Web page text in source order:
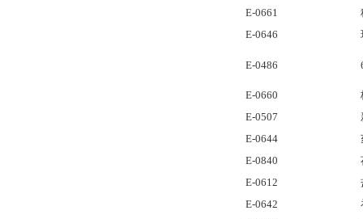
E-0661
E-0646
E-0486
E-0660
E-0507
E-0644
E-0840
E-0612
E-0642